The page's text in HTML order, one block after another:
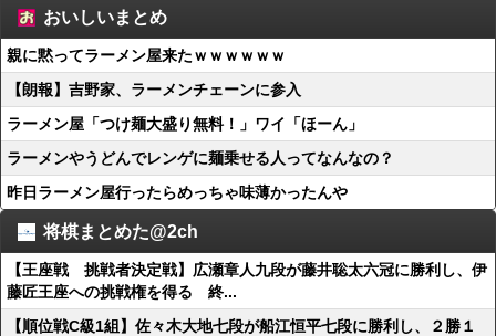
おいしいまとめ
親に黙ってラーメン屋来たｗｗｗｗｗｗ
【朗報】吉野家、ラーメンチェーンに参入
ラーメン屋「つけ麺大盛り無料！」ワイ「ほーん」
ラーメンやうどんでレンゲに麺乗せる人ってなんなの？
昨日ラーメン屋行ったらめっちゃ味薄かったんや
将棋まとめた@2ch
【王座戦 挑戦者決定戦】広瀬章人九段が藤井聡太六冠に勝利し、伊
藤匠王座への挑戦権を得る 終...
【順位戦C級1組】佐々木大地七段が船江恒平七段に勝利し、２勝１